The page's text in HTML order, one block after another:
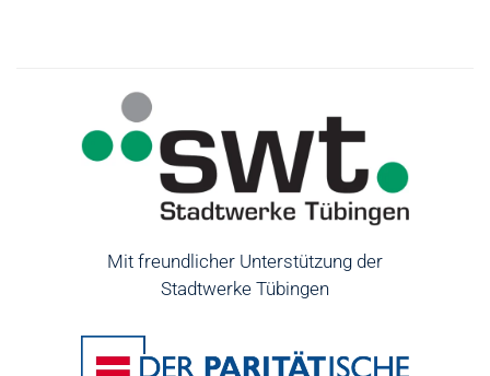
Mit freundlicher Unterstützung der
Stadtwerke Tübingen